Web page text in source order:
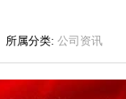
所属分类 公司资讯